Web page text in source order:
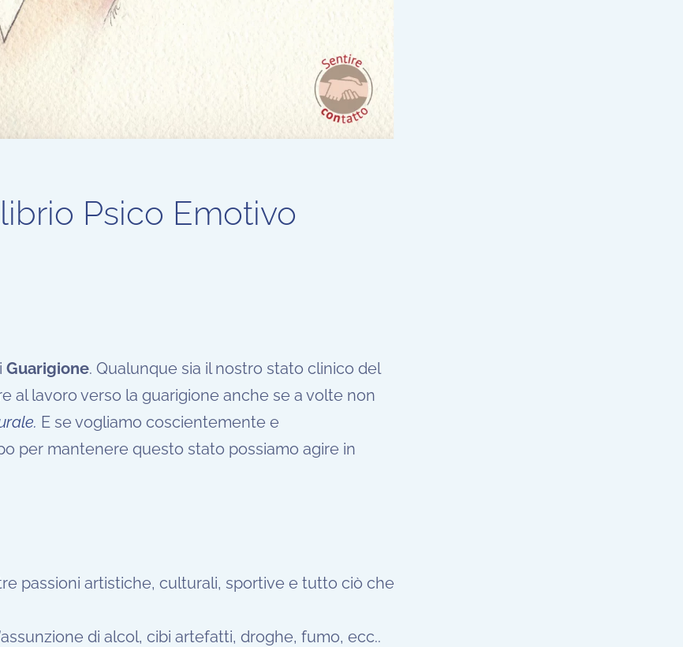
Psico Emotivo
Guarigione. Qualunque sia il nostro stato clinico del
al lavoro verso la guarigione anche se a volte non
E se vogliamo coscientemente e
per mantenere questo stato possiamo agire in
passioni artistiche, culturali, sportive e tutto ciò che
di alcol, cibi artefatti, droghe, fumo, ecc..